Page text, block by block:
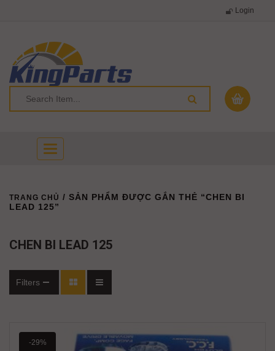
Login
Toggle
navigation
TRANG CHỦ / SẢN PHẨM ĐƯỢC GẮN THẺ “CHEN BI
LEAD 125”
CHEN BI LEAD 125
Filters
-29%